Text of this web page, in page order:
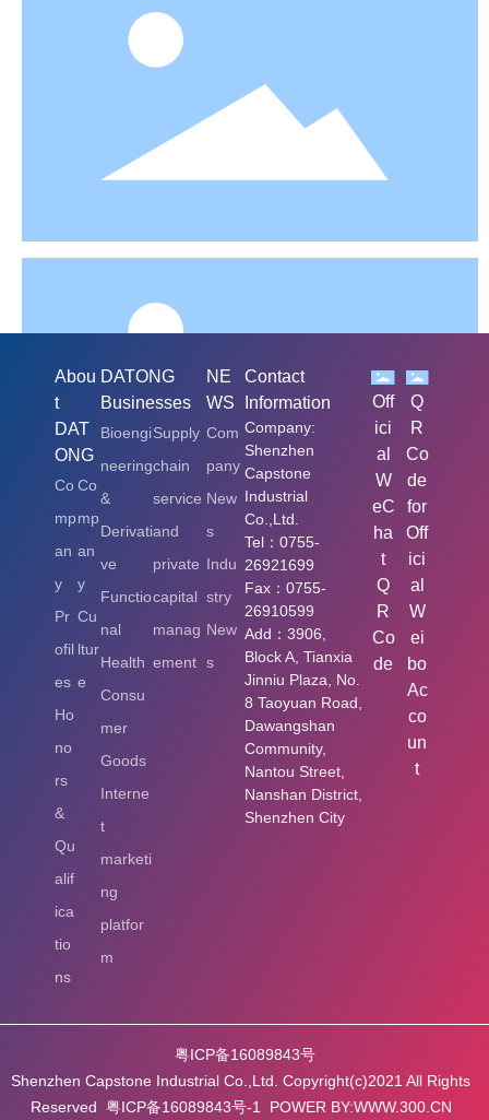
Abou
t
DAT
ONG
Co
mp
an
y
Pr
ofil
es
Co
mp
an
y
Cu
ltur
e
Ho
no
rs
&
Qu
alif
ica
tio
ns
DATONG
Businesses
Bioengi
neering
&
Derivati
ve
Functio
nal
Health
Consu
mer
Goods
Supply
chain
service
and
private
capital
manag
ement
Interne
t
marketi
ng
platfor
m
NE
WS
Com
pany
New
s
Indu
stry
New
s
Contact
Information
Company:
Shenzhen
Capstone
Industrial
Co.,Ltd.
Tel：0755-
26921699
Fax：0755-
26910599
Add：3906,
Block A, Tianxia
Jinniu Plaza, No.
8 Taoyuan Road,
Dawangshan
Community,
Nantou Street,
Nanshan District,
Shenzhen City
Off
ici
al
W
eC
ha
t
Q
R
Co
de
Q
R
Co
de
for
Off
ici
al
W
ei
bo
Ac
co
un
t
粤ICP备16089843号
Shenzhen Capstone Industrial Co.,Ltd. Copyright(c)2021 All Rights
Reserved 粤ICP备16089843号-1 POWER BY:WWW.300.CN